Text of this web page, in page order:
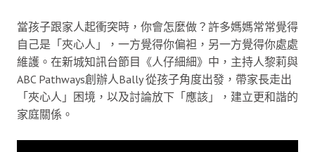
當孩子跟家人起衝突時，你會怎麼做？許多媽媽常常覺得
自己是「夾心人」，一方覺得你偏袒，另一方覺得你處處
維護。在新城知訊台節目《人仔細細》中，主持人黎莉與
ABC Pathways創辦人Bally 從孩子角度出發，帶家長走出
「夾心人」困境，以及討論放下「應該」，建立更和諧的
家庭關係。